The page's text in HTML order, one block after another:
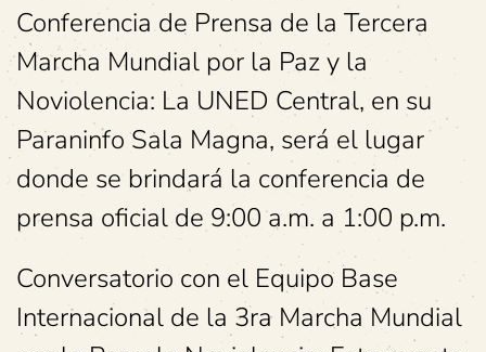
Conferencia de Prensa de la Tercera
Marcha Mundial por la Paz y la
Noviolencia: La UNED Central, en su
Paraninfo Sala Magna, será el lugar
donde se brindará la conferencia de
prensa oficial de 9:00 a.m. a 1:00 p.m.
Conversatorio con el Equipo Base
Internacional de la 3ra Marcha Mundial